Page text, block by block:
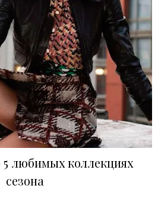
любимых коллекциях
сезона